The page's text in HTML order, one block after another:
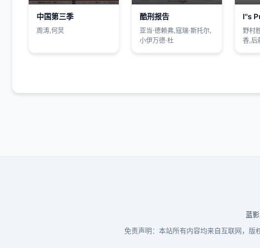
中国第三季
周涛,何炅
酷刑报告
亚当·德赖弗,寇瑞·斯托尔,
小伊万德·杜
I''s
野村
香,后
蓝
免责声明：本站所有内容均来自互联网，版